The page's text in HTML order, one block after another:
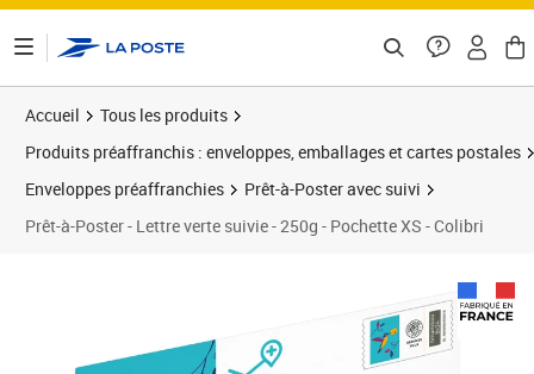
Accueil
Tous les produits
Produits préaffranchis : enveloppes, emballages et cartes postales
Enveloppes préaffranchies
Prêt-à-Poster avec suivi
Prêt-à-Poster - Lettre verte suivie - 250g - Pochette XS - Colibri